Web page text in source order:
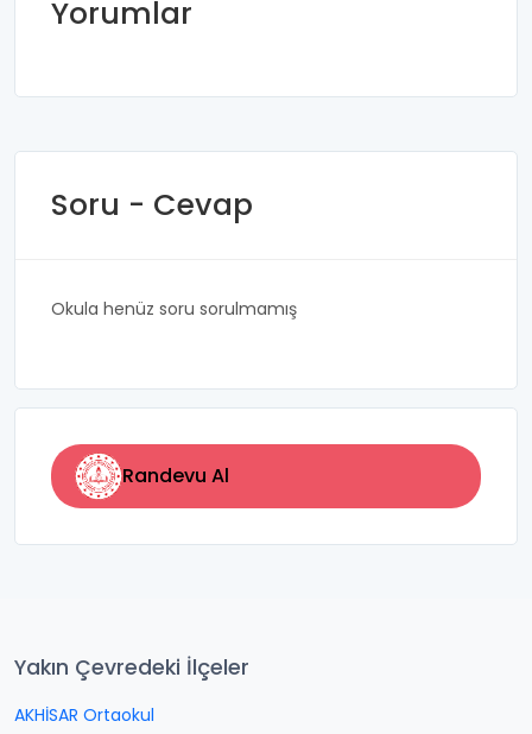
Yorumlar
Soru - Cevap
Okula henüz soru sorulmamış
Randevu Al
Yakın Çevredeki İlçeler
AKHİSAR Ortaokul